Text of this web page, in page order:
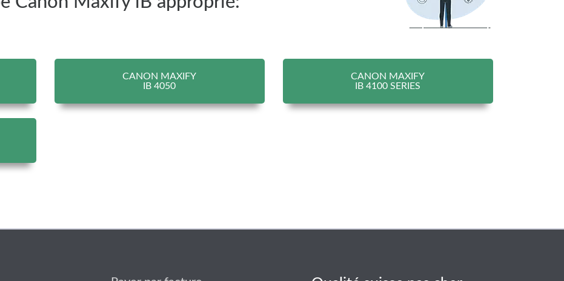
CANON MAXIFY
IB 4050
CANON MAXIFY
IB 4100 SERIES